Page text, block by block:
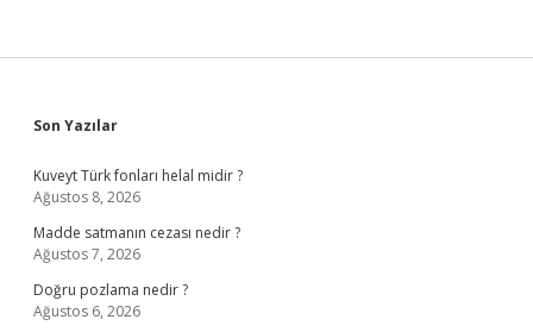
Sidebar
Son Yazılar
Kuveyt Türk fonları helal midir ?
Ağustos 8, 2026
Madde satmanın cezası nedir ?
Ağustos 7, 2026
Doğru pozlama nedir ?
Ağustos 6, 2026